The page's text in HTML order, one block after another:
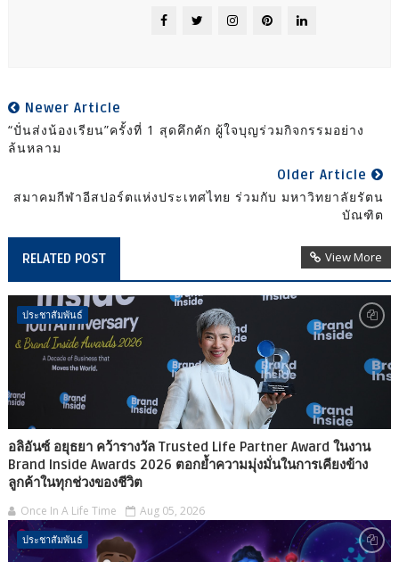
Newer Article
“ปั่นส่งน้องเรียน”ครั้งที่ 1 สุดคึกคัก ผู้ใจบุญร่วมกิจกรรมอย่าง
ล้นหลาม
Older Article
สมาคมกีฬาอีสปอร์ตแห่งประเทศไทย ร่วมกับ มหาวิทยาลัยรัตน
บัณฑิต
RELATED POST View More
ประชาสัมพันธ์
อลิอันซ์ อยุธยา คว้ารางวัล Trusted Life Partner Award ในงาน
Brand Inside Awards 2026 ตอกย้ำความมุ่งมั่นในการเคียงข้าง
ลูกค้าในทุกช่วงของชีวิต
Once In A Life Time Aug 05, 2026
ประชาสัมพันธ์